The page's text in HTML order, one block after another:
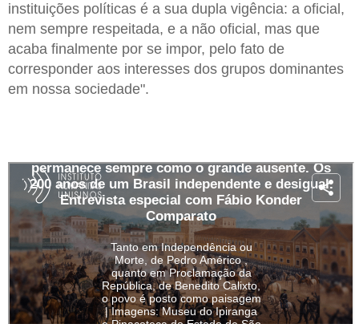
instituições políticas é a sua dupla vigência: a oficial,
nem sempre respeitada, e a não oficial, mas que
acaba finalmente por se impor, pelo fato de
corresponder aos interesses dos grupos dominantes
em nossa sociedade".